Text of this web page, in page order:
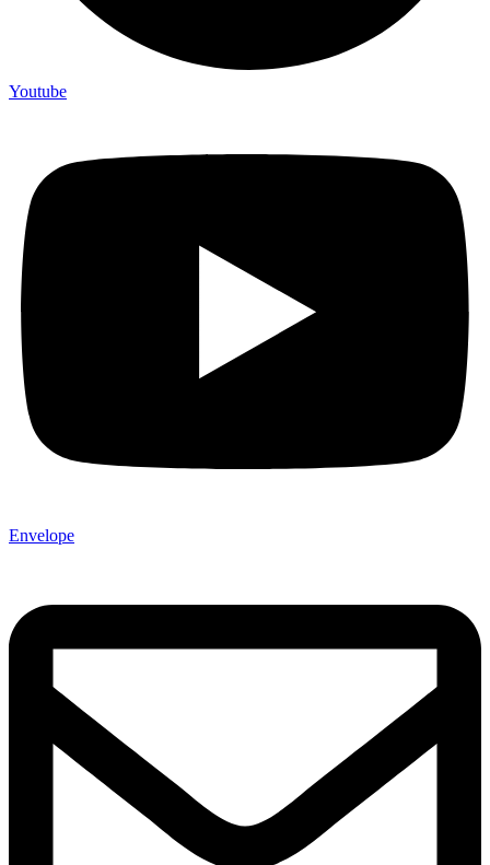
Youtube
Envelope